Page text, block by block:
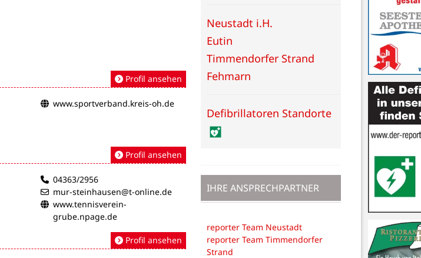
Profil ansehen
www.sportverband.kreis-oh.de
Profil ansehen
04363/2956
mur-steinhausen@t-online.de
www.tennisverein-
grube.npage.de
Profil ansehen
Neustadt i.H.
Eutin
Timmendorfer Strand
Fehmarn
Defibrillatoren Standorte
IHRE ANSPRECHPARTNER
reporter Team Neustadt
reporter Team Timmendorfer
Strand